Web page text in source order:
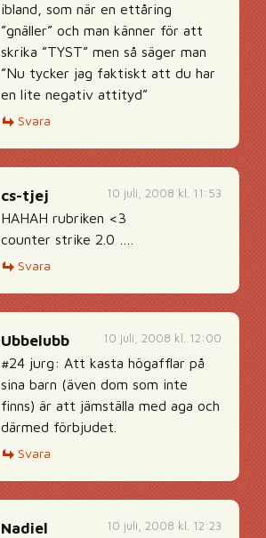
ibland, som när en ettåring
”gnäller” och man känner för att
skrika ”TYST” men så säger man
”Nu tycker jag faktiskt att du har
en lite negativ attityd”
Svara
10 juli, 2008 kl. 11:53
cs-tjej
HAHAH rubriken <3
counter strike 2.0 ….
Svara
10 juli, 2008 kl. 12:00
Ubbelubb
#24 jurg: Att kasta högafflar på
sina barn (även dom som inte
finns) är att jämställa med aga och
därmed förbjudet.
Svara
10 juli, 2008 kl. 12:23
Nadiel